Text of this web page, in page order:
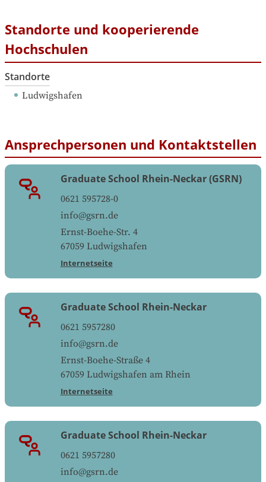
Standorte und kooperierende
Hochschulen
Standorte
Ludwigshafen
Ansprechpersonen und Kontaktstellen
Graduate School Rhein-Neckar (GSRN)
0621 595728-0
info@gsrn.de
Ernst-Boehe-Str. 4
67059 Ludwigshafen
Internetseite
Graduate School Rhein-Neckar
0621 5957280
info@gsrn.de
Ernst-Boehe-Straße 4
67059 Ludwigshafen am Rhein
Internetseite
Graduate School Rhein-Neckar
0621 5957280
info@gsrn.de